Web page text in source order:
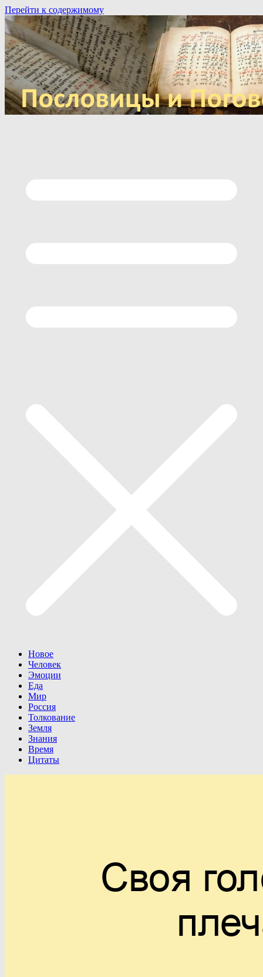
Перейти к содержимому
Новое
Человек
Эмоции
Еда
Мир
Россия
Толкование
Земля
Знания
Время
Цитаты